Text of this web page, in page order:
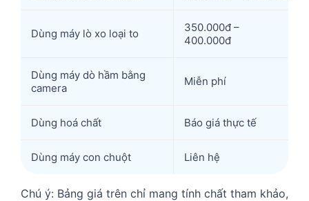
Dùng máy lò xo loại to
350.000đ –
400.000đ
Dùng máy dò hầm bằng
camera
Miễn phí
Dùng hoá chất Báo giá thực tế
Dùng máy con chuột Liên hệ
Chú ý: Bảng giá trên chỉ mang tính chất tham khảo,